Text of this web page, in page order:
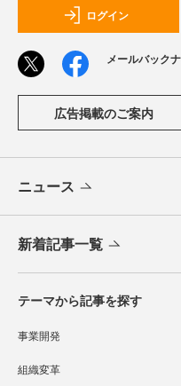
ログイン
メールバック
広告掲載のご案内
ニュース
新着記事一覧
テーマから記事を探す
事業開発
組織変革